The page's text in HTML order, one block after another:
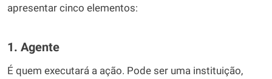
apresentar cinco elementos:
1. Agente
É quem executará a ação. Pode ser uma instituição,